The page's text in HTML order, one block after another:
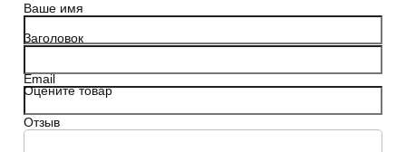
Ваше имя
Email
Заголовок
Оцените товар
Отзыв